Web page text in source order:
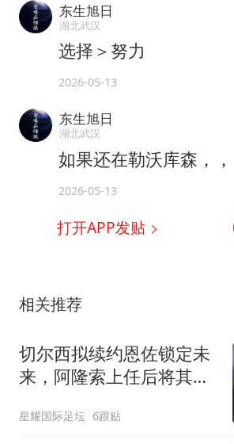
东生旭日
湖北武汉
选择＞努力
2026-05-13
东生旭日
湖北武汉
如果还在勒沃库森，，
2026-05-13
打开APP发贴
相关推荐
切尔西拟续约恩佐锁定未
来，阿隆索上任后将其视
星耀国际足坛 6跟贴